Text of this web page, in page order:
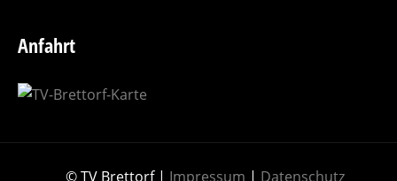
Anfahrt
© TV Brettorf | Impressum | Datenschutz